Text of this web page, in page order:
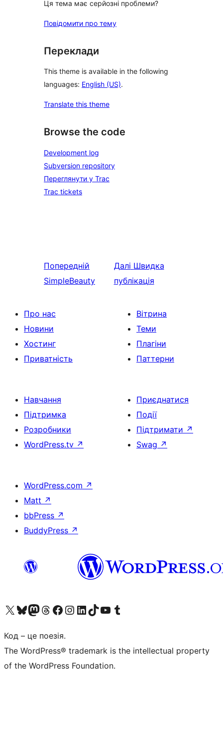
Ця тема має серйозні проблеми?
Повідомити про тему
Переклади
This theme is available in the following
languages: English (US).
Translate this theme
Browse the code
Development log
Subversion repository
Переглянути у Trac
Trac tickets
Попередній
SimpleBeauty
Далі Швидка
публікація
Про нас
Новини
Хостинг
Приватність
Вітрина
Теми
Плагіни
Паттерни
Навчання
Підтримка
Розробники
WordPress.tv ↗
Приєднатися
Події
Підтримати ↗
Swag ↗
WordPress.com ↗
Matt ↗
bbPress ↗
BuddyPress ↗
Visit our X (formerly Twitter) account
Visit our Bluesky account
Завітайте до нашої стрічки в Mastodon
Visit our Threads account
Завітайте на нашу сторінку в Facebook
Visit our Instagram account
Visit our LinkedIn account
Visit our TikTok account
Visit our YouTube channel
Visit our Tumblr account
Код – це поезія.
The WordPress® trademark is the intellectual property
of the WordPress Foundation.